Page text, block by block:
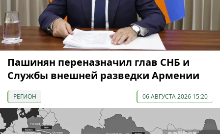
Пашинян переназначил глав СНБ и
Службы внешней разведки Армении
РЕГИОН 06 АВГУСТА 2026 15:20